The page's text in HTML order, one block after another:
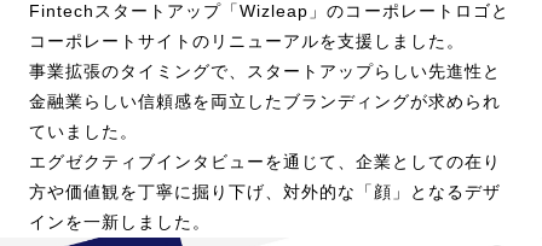
Fintechスタートアップ「Wizleap」のコーポレートロゴと
コーポレートサイトのリニューアルを支援しました。
事業拡張のタイミングで、スタートアップらしい先進性と
金融業らしい信頼感を両立したブランディングが求められ
ていました。
エグゼクティブインタビューを通じて、企業としての在り
方や価値観を丁寧に掘り下げ、対外的な「顔」となるデザ
インを一新しました。